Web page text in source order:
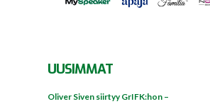
UUSIMMAT
Oliver Siven siirtyy GrIFK:hon –